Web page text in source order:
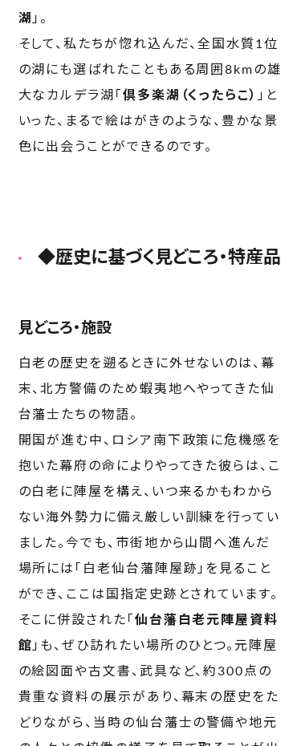
湖 」。
そして、私たちが惚れ込んだ、全国水質1位
の湖にも選ばれたこともある周囲8kmの雄
大なカルデラ湖「 倶多楽湖（くったらこ）
」と
いった、まるで絵はがきのような、豊かな景
色に出会うことができるのです。
◆歴史に基づく見どころ・特産品
見どころ・施設
白老の歴史を遡るときに外せないのは、幕
末、北方警備のため蝦夷地へやってきた仙
台藩士たちの物語。
開国が進む中、ロシア南下政策に危機感を
抱いた幕府の命によりやってきた彼らは、こ
の白老に陣屋を構え、いつ来るかもわから
ない海外勢力に備え厳しい訓練を行ってい
ました。今でも、市街地から山間へ進んだ
場所には「白老仙台藩陣屋跡」を見ること
ができ、ここは国指定史跡とされています。
そこに併設された「 仙台藩白老元陣屋資料
館 」も、ぜひ訪れたい場所のひとつ。元陣屋
の絵図面や古文書、武具など、約300点の
貴重な資料の展示があり、幕末の歴史をた
どりながら、当時の仙台藩士の警備や地元